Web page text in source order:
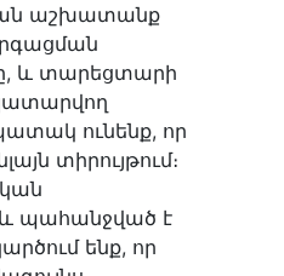
աշխատանք
և տարեցտարի
ունենք, որ
տիրույթում։
և պահանջված է
ենք, որ